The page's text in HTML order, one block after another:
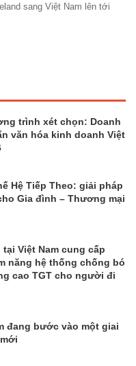
sang Việt Nam lên tới
trình xét chọn: Doanh
văn hóa kinh doanh Việt
Hệ Tiếp Theo: giải pháp
Gia đình – Thương mại
Việt Nam cung cấp
năng hệ thống chống bó
cao TGT cho người đi
đang bước vào một giai